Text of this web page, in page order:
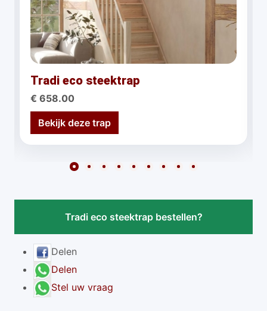
Tradi eco steektrap
€ 658.00
Bekijk deze trap
Tradi eco steektrap bestellen?
Delen
Delen
Stel uw vraag